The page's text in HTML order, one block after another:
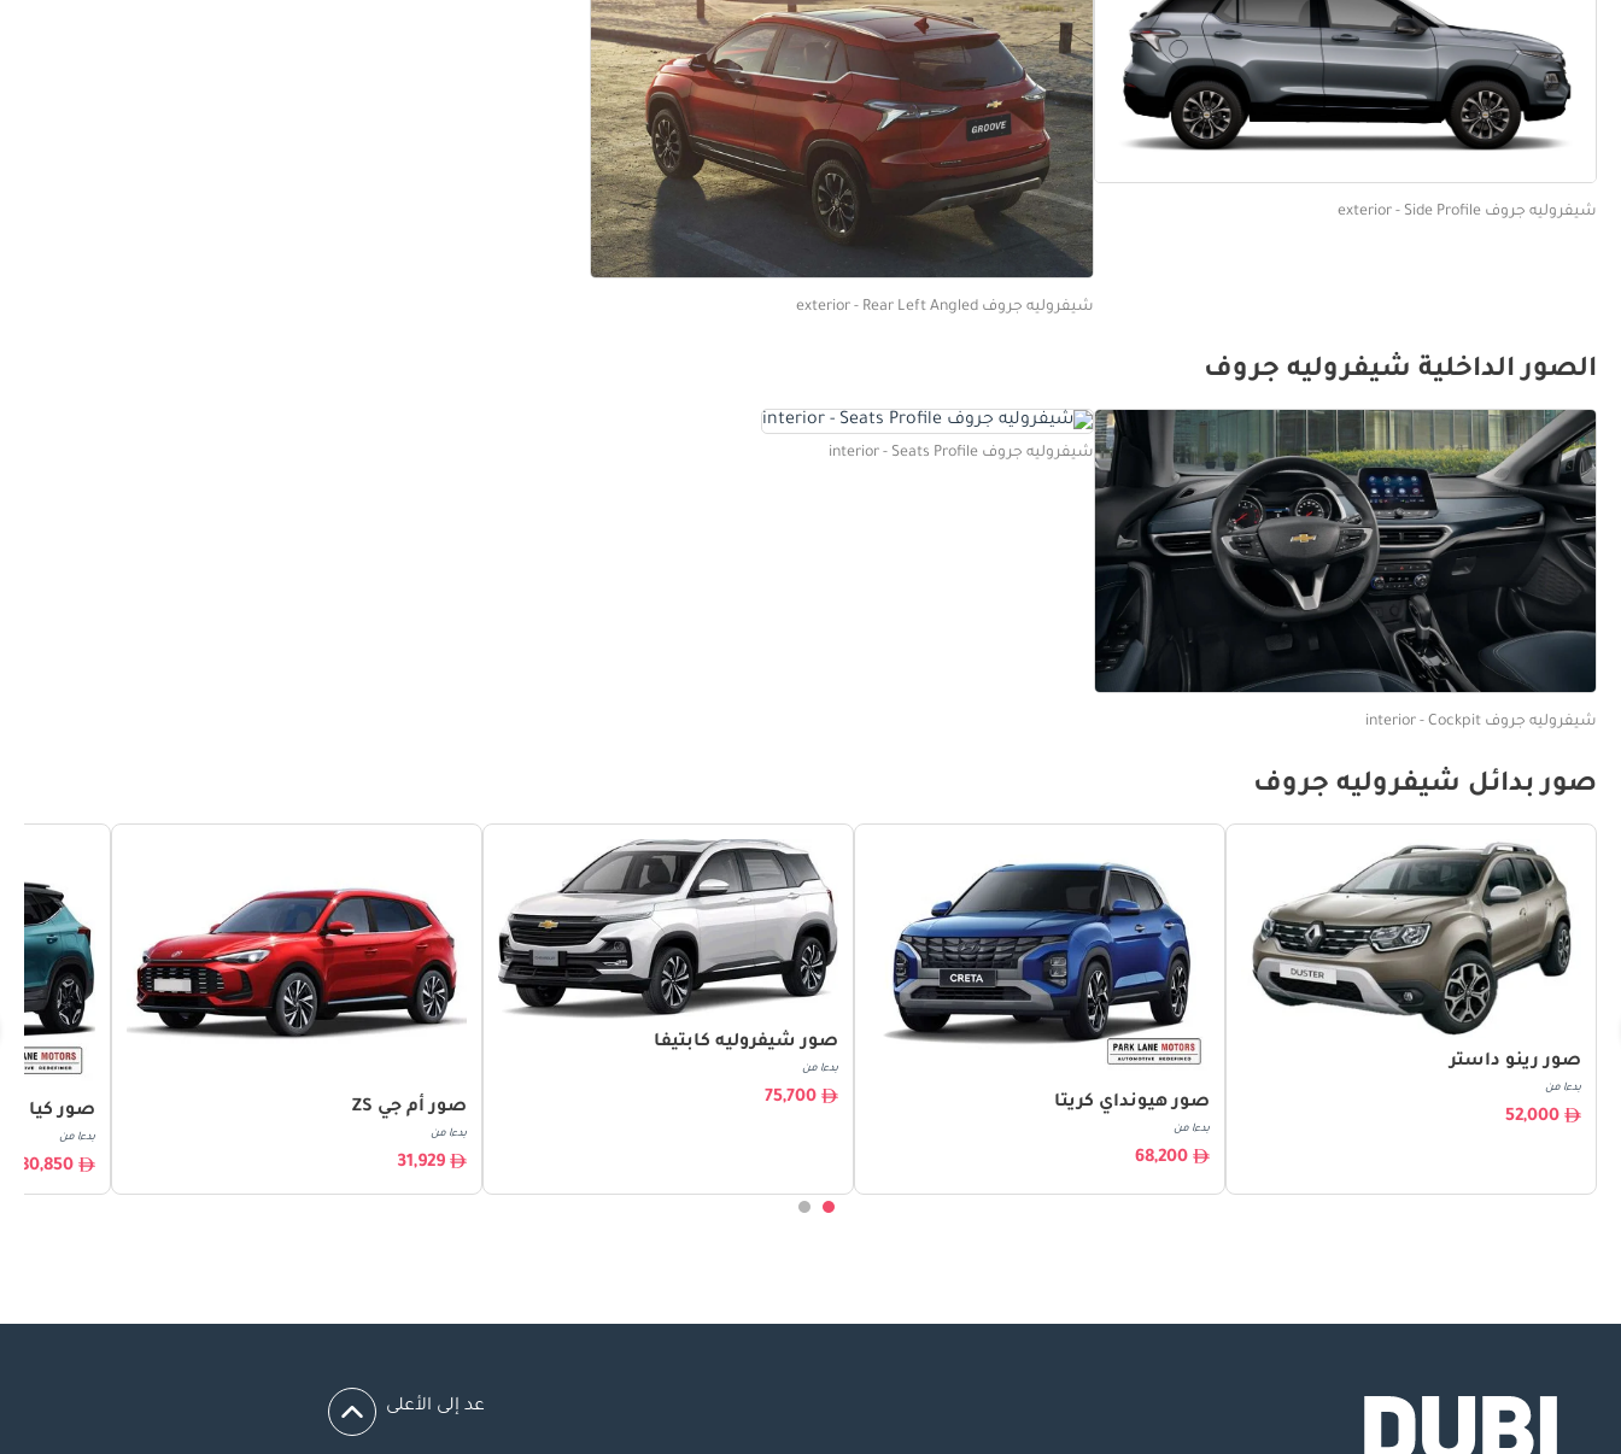
شيفروليه جروف exterior - Side Profile
شيفروليه جروف exterior - Rear Left Angled
الصور الداخلية شيفروليه جروف
شيفروليه جروف interior - Cockpit
شيفروليه جروف interior - Seats Profile
صور بدائل شيفروليه جروف
صور رينو داستر
بدءا من
52,000
صور هيونداي كريتا
بدءا من
68,200
صور شيفروليه كابتيفا
بدءا من
75,700
صور أم جي ZS
بدءا من
31,929
صور كيا
بدءا من
80,850
عد إلى الأعلى